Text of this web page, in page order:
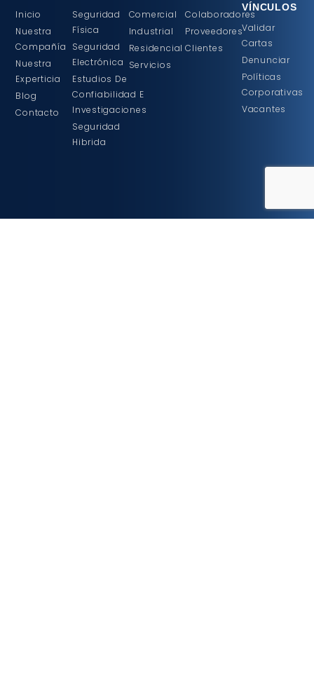
Inicio
Nuestra
Compañía
Nuestra
Experticia
Blog
Contacto
Seguridad
Física
Seguridad
Electrónica
Estudios De
Confiabilidad E
Investigaciones
Seguridad
Hibrida
Comercial
Industrial
Residencial
Servicios
Colaboradores
Proveedores
Clientes
VÍNCULOS
Validar
Cartas
Denunciar
Políticas
Corporativas
Vacantes